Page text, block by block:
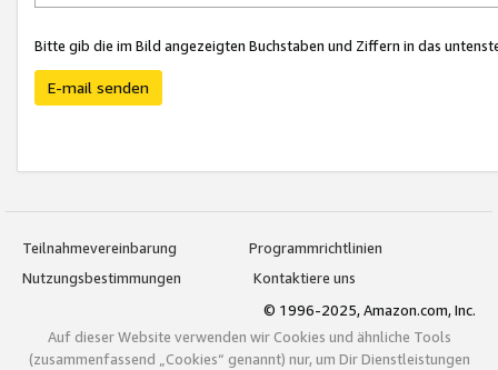
Bitte gib die im Bild angezeigten Buchstaben und Ziffern in das
E-mail senden
Teilnahmevereinbarung
Programmrichtlinien
Nutzungsbestimmungen
Kontaktiere uns
© 1996-2025, Amazon.com, Inc.
Auf dieser Website verwenden wir Cookies und ähnliche Tools
(zusammenfassend „Cookies“ genannt) nur, um Dir Dienstleistungen